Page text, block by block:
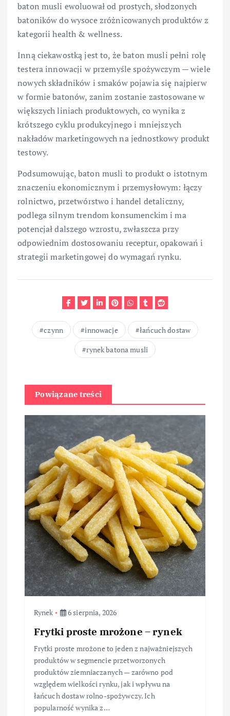
baton musli ewoluował od prostych, słodzonych
batoników do wysoce zróżnicowanych produktów z
kategorii health & wellness.
Inną ciekawostką jest to, że baton musli pełni rolę
testera innowacji w przemyśle spożywczym — wiele
nowych składników i smaków pojawia się najpierw
w formie batonów, zanim zostanie zastosowane w
większych liniach produktowych, co wynika z
krótszego cyklu produkcyjnego i mniejszych
nakładów marketingowych na jednostkowy produkt
testowy.
Podsumowując, baton musli to produkt o istotnym
znaczeniu ekonomicznym i przemysłowym: łączy
rolnictwo, przetwórstwo i handel detaliczny,
podlega silnym trendom konsumenckim i ma
potencjał dalszego wzrostu, zwłaszcza przy
odpowiednim dostosowaniu receptur, opakowań i
strategii marketingowej do wymagań rynku.
czynn innowacje
łańcuch dostaw
rynek batona musli
Powiązane treści
Rynek 6 sierpnia, 2026
Frytki proste mrożone – rynek
Frytki proste mrożone to jeden z najważniejszych
produktów w segmencie przetworzonych
produktów ziemniaczanych — zarówno pod
względem wielkości rynku, jak i wpływu na
łańcuch dostaw rolno-spożywczy. Ich
popularność wynika z…